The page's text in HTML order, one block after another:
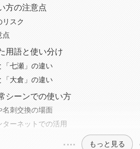
方の注意点
リスク
点
用語と使い分け
「七瀬」の違い
「大倉」の違い
シーンでの使い方
名刺交換の場面
ターネットでの活用
もっと見る